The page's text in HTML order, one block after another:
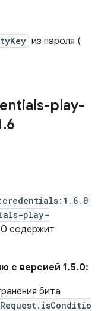
из пароля (
play-
.6
play-
содержит
с версией 1.5.0:
бита